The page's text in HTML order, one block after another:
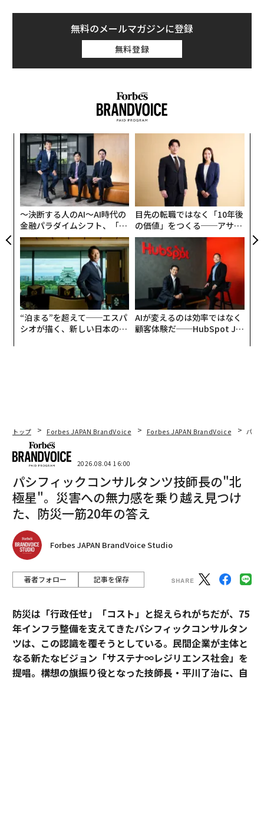
無料のメールマガジンに登録
無料登録
〜決断する人のAI〜AI時代の
金融パラダイムシフト、「超
個別化」の核心 【MUFG×ウ
ェルスナビ×PwC】
目先の転職ではなく「10年後
の価値」をつくる──アサイ
ンの長期伴走型支援とは
“泊まる”を超えて──エスパ
シオが描く、新しい日本のラ
AIが変えるのは効率ではなく
顧客体験だ──HubSpot Ja
トップ Forbes JAPAN BrandVoice Forbes JAPAN BrandVoice パシ
2026.08.04 16:00
パシフィックコンサルタンツ技師長の"北
極星"。災害への無力感を乗り越え見つけ
た、防災一筋20年の答え
Forbes JAPAN BrandVoice Studio
著者フォロー 記事を保存
防災は「行政任せ」「コスト」と捉えられがちだが、75
年インフラ整備を支えてきたパシフィックコンサルタン
ツは、この認識を覆そうとしている。民間企業が主体と
なる新たなビジョン「サステナ∞レジリエンス社会」を
提唱。構想の旗振り役となった技師長・平川了治に、自